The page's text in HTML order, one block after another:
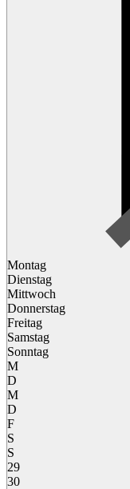
Montag
Dienstag
Mittwoch
Donnerstag
Freitag
Samstag
Sonntag
M
D
M
D
F
S
S
29
30